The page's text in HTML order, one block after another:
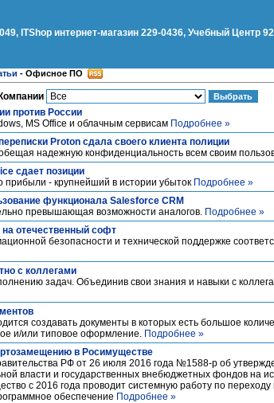
ITShop интернет-магазин 229-0436, Учебный Центр
- Офисное ПО
Компании
против России
MS Office и облачным сервисам Подробнее »
Proton сдала своего клиента полиции
надежную конфиденциальность всем своим
сдает позиции
прибыли - крупнейший в истории убыток Подробнее »
функционала Salesforce CRM
превышающая возможности аналогов. Подробнее »
на отечественный софт
безопасности и технической поддержке
с коллегами
задач. Объединив свои знания и навыки с
создавать документы в которых есть большое
и/или типовое оформление. Подробнее »
в Росимуществе
РФ от 26 июля 2016 года №1588-р об
власти и государственных внебюджетных фондов на
с 2016 года проводит системную работу по
обеспечение Подробнее »